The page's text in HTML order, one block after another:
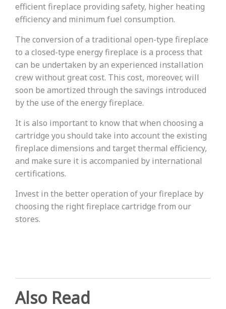
efficient fireplace providing safety, higher heating
efficiency and minimum fuel consumption.
The conversion of a traditional open-type fireplace
to a closed-type energy fireplace is a process that
can be undertaken by an experienced installation
crew without great cost. This cost, moreover, will
soon be amortized through the savings introduced
by the use of the energy fireplace.
It is also important to know that when choosing a
cartridge you should take into account the existing
fireplace dimensions and target thermal efficiency,
and make sure it is accompanied by international
certifications.
Invest in the better operation of your fireplace by
choosing the right fireplace cartridge from our
stores.
Also Read